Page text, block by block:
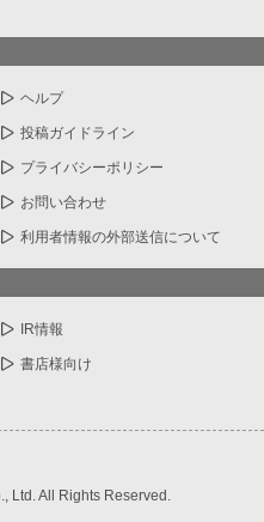
ヘルプ
投稿ガイドライン
プライバシーポリシー
お問い合わせ
利用者情報の外部送信について
IR情報
書店様向け
Ltd. All Rights Reserved.